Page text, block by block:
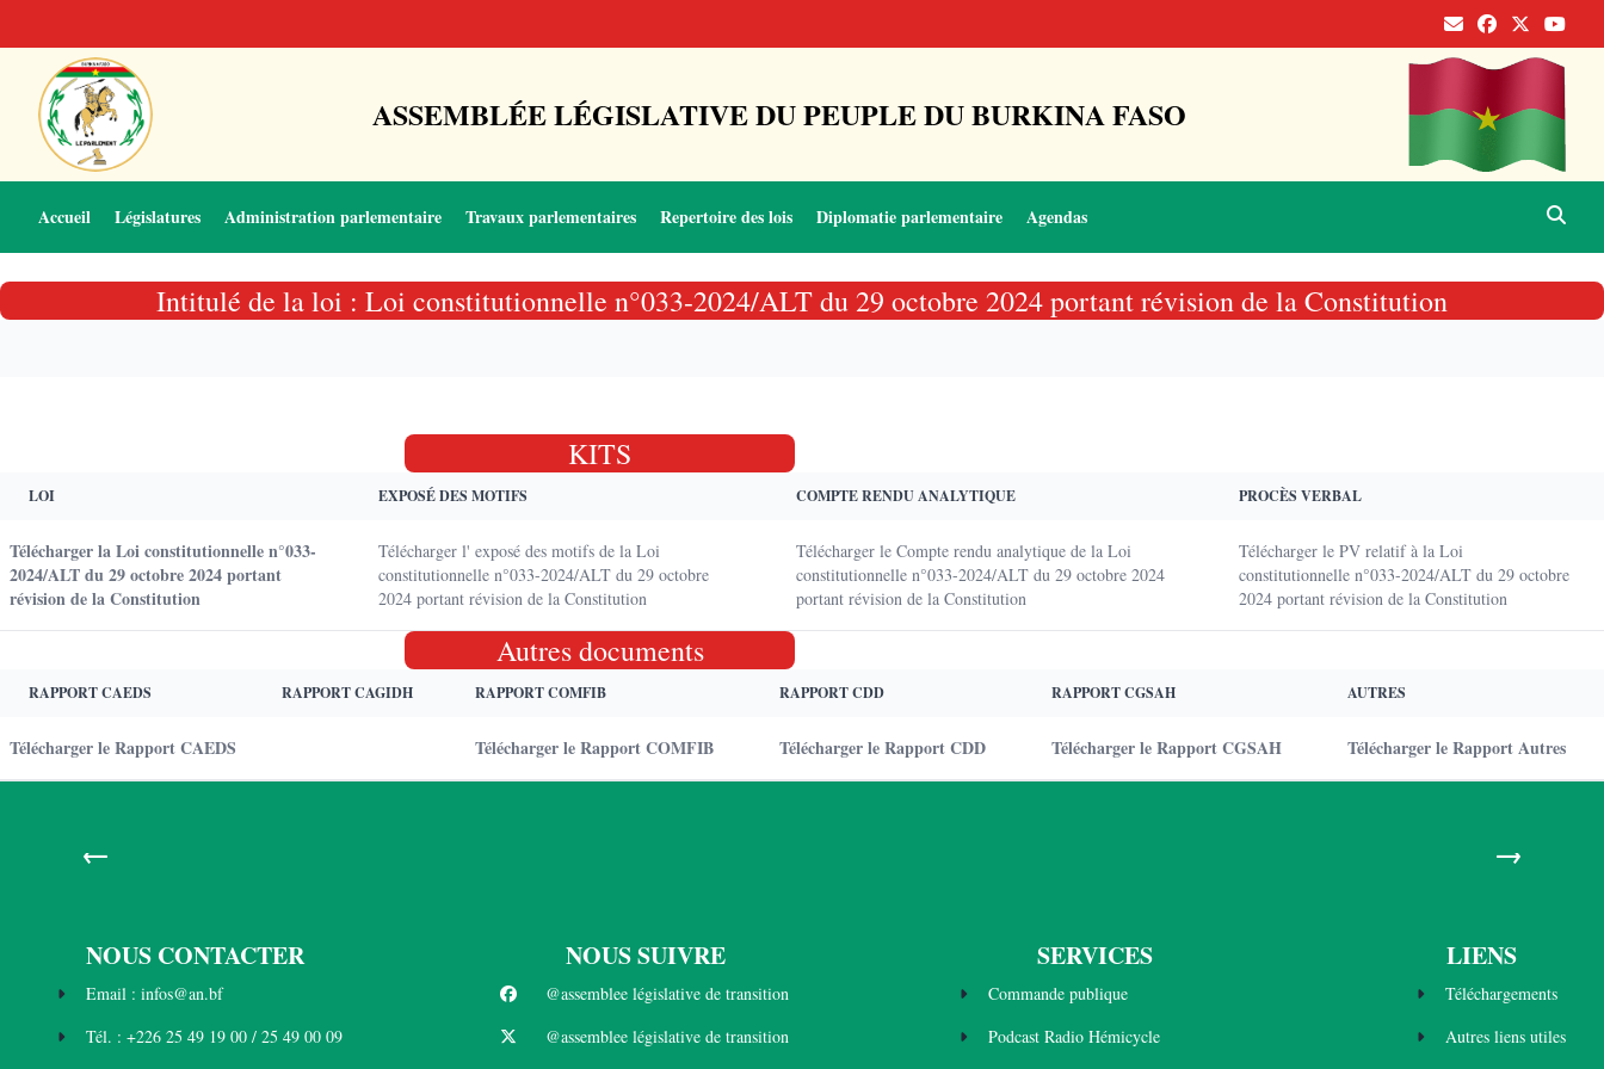
ASSEMBLÉE LÉGISLATIVE DU PEUPLE DU BURKINA FASO
Accueil Législatures Administration parlementaire Travaux parlementaires Repertoire des lois Diplomatie parlementaire Agendas
Intitulé de la loi : Loi constitutionnelle n°033-2024/ALT du 29 octobre 2024 portant révision de la Constitution
KITS
LOI EXPOSÉ DES MOTIFS COMPTE RENDU ANALYTIQUE PROCÈS VERBAL
Télécharger la Loi constitutionnelle n°033-
2024/ALT du 29 octobre 2024 portant
révision de la Constitution
Télécharger l' exposé des motifs de la Loi
constitutionnelle n°033-2024/ALT du 29 octobre
2024 portant révision de la Constitution
Télécharger le Compte rendu analytique de la Loi
constitutionnelle n°033-2024/ALT du 29 octobre 2024
portant révision de la Constitution
Télécharger le PV relatif à la Loi
constitutionnelle n°033-2024/ALT du 29 octobre
2024 portant révision de la Constitution
Autres documents
RAPPORT CAEDS RAPPORT CAGIDH RAPPORT COMFIB RAPPORT CDD RAPPORT CGSAH AUTRES
Télécharger le Rapport CAEDS Télécharger le Rapport COMFIB Télécharger le Rapport CDD Télécharger le Rapport CGSAH Télécharger le Rapport Autres
← →
NOUS CONTACTER
Email : infos@an.bf
Tél. : +226 25 49 19 00 / 25 49 00 09
NOUS SUIVRE
@assemblee législative de transition
@assemblee législative de transition
SERVICES
Commande publique
Podcast Radio Hémicycle
LIENS
Téléchargements
Autres liens utiles